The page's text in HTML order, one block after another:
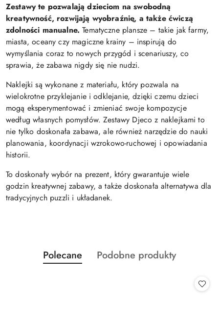
Zestawy te pozwalają dzieciom na swobodną
kreatywność, rozwijają wyobraźnię, a także ćwiczą
zdolności manualne. Tematyczne plansze – takie jak farmy,
miasta, oceany czy magiczne krainy – inspirują do
wymyślania coraz to nowych przygód i scenariuszy, co
sprawia, że zabawa nigdy się nie nudzi.
Naklejki są wykonane z materiału, który pozwala na
wielokrotne przyklejanie i odklejanie, dzięki czemu dzieci
mogą eksperymentować i zmieniać swoje kompozycje
według własnych pomysłów. Zestawy Djeco z naklejkami to
nie tylko doskonała zabawa, ale również narzędzie do nauki
planowania, koordynacji wzrokowo-ruchowej i opowiadania
historii.
To doskonały wybór na prezent, który gwarantuje wiele
godzin kreatywnej zabawy, a także doskonała alternatywa dla
tradycyjnych puzzli i układanek.
Pomiń karuzelę produktów
Produkty
o
Polecane
Produkty
Podobne produkty